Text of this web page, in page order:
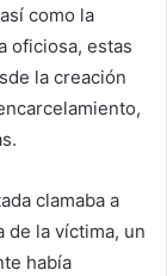
como la
oficiosa, estas
la creación
clamaba a
de la víctima, un
había